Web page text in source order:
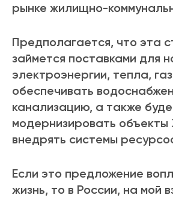
рынке жилищно-
Предполагается, что эта
займется поставками для
электроэнергии, тепла,
обеспечивать
канализацию, а также
модернизировать
внедрять системы
Если это предложение
жизнь, то в России, на мой